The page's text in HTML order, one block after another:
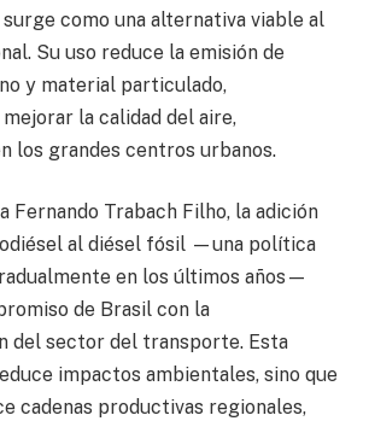
surge como una alternativa viable al
Su uso reduce la emisión de
y material particulado,
la calidad del aire,
los grandes centros urbanos.
Fernando Trabach Filho, la adición
al diésel fósil —una política
en los últimos años—
de Brasil con la
del sector del transporte. Esta
impactos ambientales, sino que
cadenas productivas regionales,